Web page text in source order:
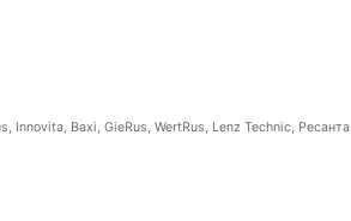
Baxi, GieRus, WertRus, Lenz Technic, Ресанта